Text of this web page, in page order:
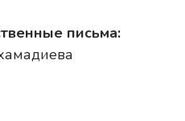
письма: